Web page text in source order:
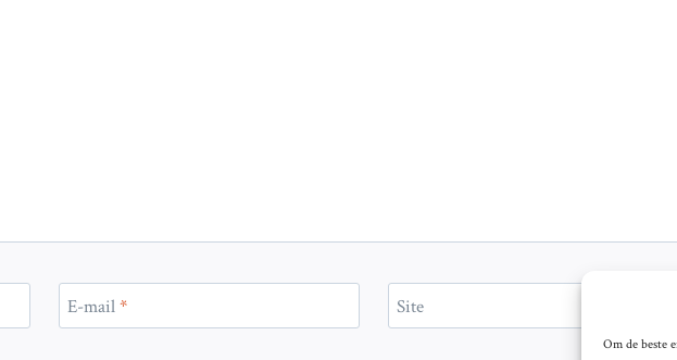
Om de beste
E-mail* Site